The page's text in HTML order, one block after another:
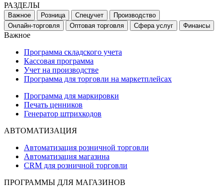
РАЗДЕЛЫ
Важное Розница Спецучет
Производство
Онлайн-торговля
Оптовая торговля Сфера услуг Финансы
Важное
Программа складского учета
Кассовая программа
Учет на производстве
Программа для торговли на маркетплейсах
Программа для маркировки
Печать ценников
Генератор штрихкодов
АВТОМАТИЗАЦИЯ
Автоматизация розничной торговли
Автоматизация магазина
CRM для розничной торговли
ПРОГРАММЫ ДЛЯ МАГАЗИНОВ